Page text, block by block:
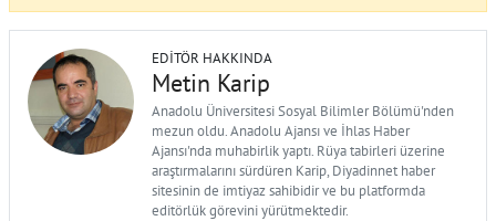
EDITÖR HAKKINDA
Metin Karip
Anadolu Üniversitesi Sosyal Bilimler Bölümü'nden
mezun oldu. Anadolu Ajansı ve İhlas Haber
Ajansı'nda muhabirlik yaptı. Rüya tabirleri üzerine
araştırmalarını sürdüren Karip, Diyadinnet haber
sitesinin de imtiyaz sahibidir ve bu platformda
editörlük görevini yürütmektedir.